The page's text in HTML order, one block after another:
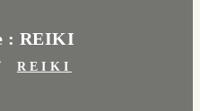
: REIKI
REIKI